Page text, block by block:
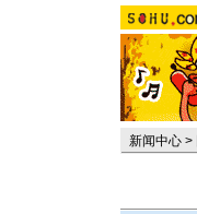
新闻中心 >